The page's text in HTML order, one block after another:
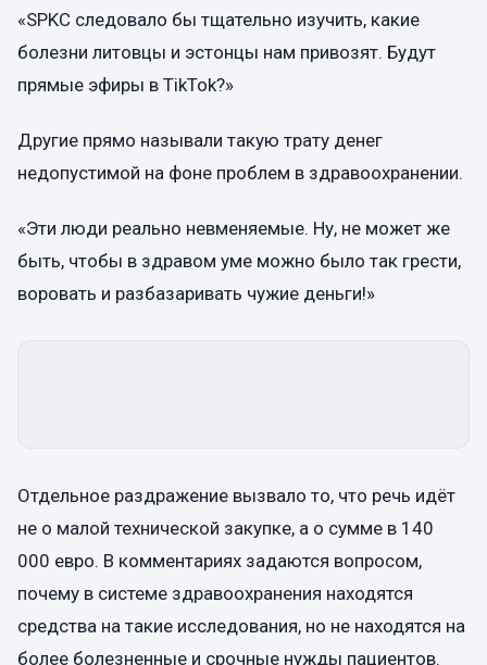
«SPKC следовало бы тщательно изучить, какие
болезни литовцы и эстонцы нам привозят. Будут
прямые эфиры в TikTok?»
Другие прямо называли такую трату денег
недопустимой на фоне проблем в здравоохранении.
«Эти люди реально невменяемые. Ну, не может же
быть, чтобы в здравом уме можно было так грести,
воровать и разбазаривать чужие деньги!»
Отдельное раздражение вызвало то, что речь идёт
не о малой технической закупке, а о сумме в 140
000 евро. В комментариях задаются вопросом,
почему в системе здравоохранения находятся
средства на такие исследования, но не находятся на
более болезненные и срочные нужды пациентов.